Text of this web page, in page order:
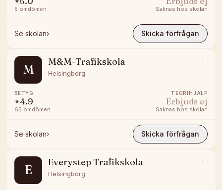
5 omdömen Saknas hos skolan
Se skolan› Skicka förfrågan
M
M&M-Trafikskola
Helsingborg
BETYG
★4.9
65 omdömen
TEORIHJÄLP
Erbjuds ej
Saknas hos skolan
Se skolan› Skicka förfrågan
E
Everystep Trafikskola
Helsingborg